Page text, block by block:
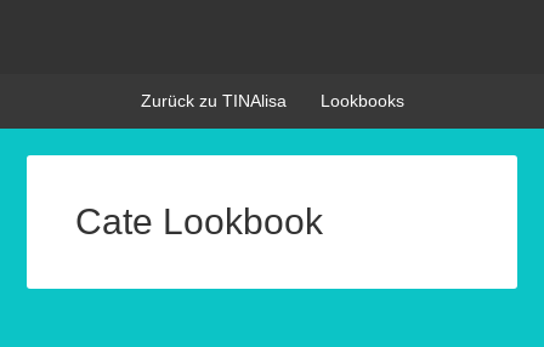
Zurück zu TINAlisa Lookbooks
Cate Lookbook